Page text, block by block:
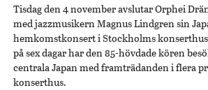
Tisdag den 4 november avslutar Orphei
med jazzmusikern Magnus Lindgren sin
hemkomstkonsert i Stockholms
på sex dagar har den 85-hövdade kören
centrala Japan med framträdanden i flera
konserthus.